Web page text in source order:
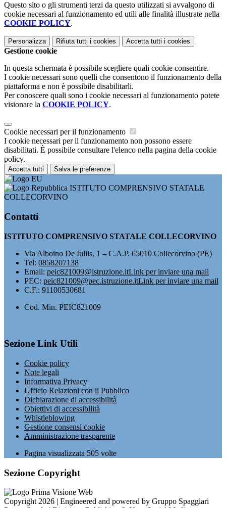
Questo sito o gli strumenti terzi da questo utilizzati si avvalgono di
cookie necessari al funzionamento ed utili alle finalità illustrate nella
COOKIE POLICY.
Personalizza Rifiuta tutti i cookies Accetta tutti i cookies
Gestione cookie
In questa schermata è possibile scegliere quali cookie consentire.
I cookie necessari sono quelli che consentono il funzionamento della
piattaforma e non è possibile disabilitarli.
Per conoscere quali sono i cookie necessari al funzionamento potete
visionare la COOKIE POLICY.
Cookie necessari per il funzionamento
I cookie necessari per il funzionamento non possono essere
disabilitati. È possibile consultare l'elenco nella pagina della cookie
policy.
Accetta tutti Salva le preferenze
ISTITUTO COMPRENSIVO STATALE
COLLECORVINO
Contatti
ISTITUTO COMPRENSIVO STATALE COLLECORVINO
Via Alboino De Iuliis, 1 – C.A.P. 65010 Collecorvino (PE)
Tel: 0858207138
Email: peic821009@istruzione.itLink per inviare una mail
PEC: peic821009@pec.istruzione.itLink per inviare una mail
C.F.: 91100530681
Cod. Min. PEIC821009
Sezione Link Utili
Cookie policy
Note legali
Informativa Privacy
Ufficio Relazioni con il Pubblico
Dichiarazione di accessibilità
Obiettivi di accessibilità
Whistleblowing
Gestione consensi cookie
Amministrazione trasparente
Pagina visualizzata 505 volte
Sezione Copyright
Copyright 2026 | Engineered and powered by Gruppo Spaggiari